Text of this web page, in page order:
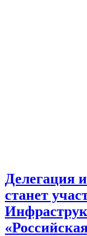
Делегация
станет